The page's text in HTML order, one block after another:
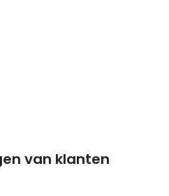
van klanten